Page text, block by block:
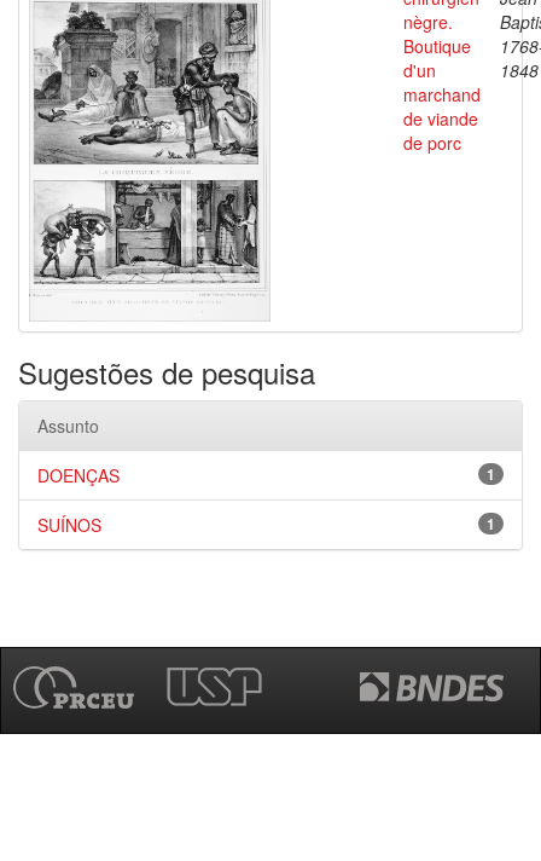
nègre.
Boutique
d'un
marchand
de viande
de porc
1848
Sugestões de pesquisa
Assunto
1
DOENÇAS
1
SUÍNOS